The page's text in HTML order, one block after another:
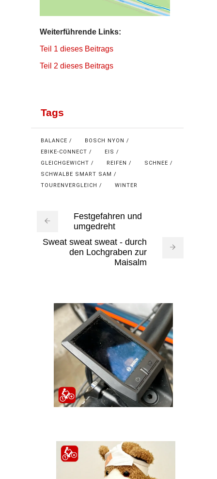
Weiterführende Links:
Teil 1 dieses Beitrags
Teil 2 dieses Beitrags
Tags
BALANCE
BOSCH NYON
EBIKE-CONNECT
EIS
GLEICHGEWICHT
REIFEN
SCHNEE
SCHWALBE SMART SAM
TOURENVERGLEICH
WINTER
Festgefahren und
umgedreht
Sweat sweat sweat - durch
den Lochgraben zur
Maisalm